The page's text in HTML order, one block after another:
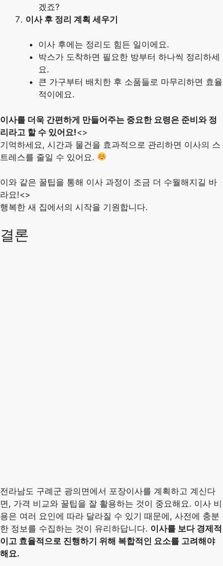
겠죠?
이사 후 정리 계획 세우기
이사 후에는 정리도 힘든 일이에요.
박스가 도착하면 필요한 방부터 하나씩 정리하세
요.
큰 가구부터 배치한 후 소품들로 마무리하면 효율
적이에요.
이사를 더욱 간편하게 만들어주는 중요한 요령은 준비와 정
리라고 할 수 있어요!<>
기억하세요, 시간과 물건을 효과적으로 관리하면 이사의 스
트레스를 줄일 수 있어요.
이와 같은 꿀팁을 통해 이사 과정이 조금 더 수월해지길 바
라요!<>
행복한 새 집에서의 시작을 기원합니다.
결론
전라남도 구례군 광의면에서 포장이사를 계획하고 계신다
면, 가격 비교와 꿀팁을 잘 활용하는 것이 중요해요. 이사 비
용은 여러 요인에 따라 달라질 수 있기 때문에, 사전에 충분
한 정보를 수집하는 것이 유리하답니다. 이사를 보다 경제적
이고 효율적으로 진행하기 위해 복합적인 요소를 고려해야
해요.